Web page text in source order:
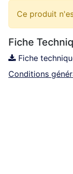
Ce produit
Fiche
Fiche
Conditions